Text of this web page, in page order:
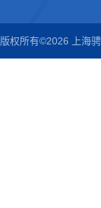
版权所有©2026 上海